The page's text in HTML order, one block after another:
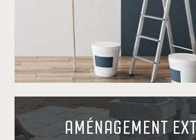
AMÉNAGEMENT